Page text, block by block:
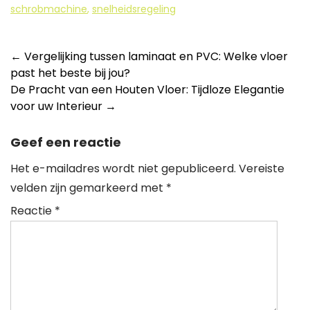
schrobmachine, snelheidsregeling
Berichtnavigatie
← Vergelijking tussen laminaat en PVC: Welke vloer
past het beste bij jou?
De Pracht van een Houten Vloer: Tijdloze Elegantie
voor uw Interieur →
Geef een reactie
Het e-mailadres wordt niet gepubliceerd. Vereiste
velden zijn gemarkeerd met *
Reactie *